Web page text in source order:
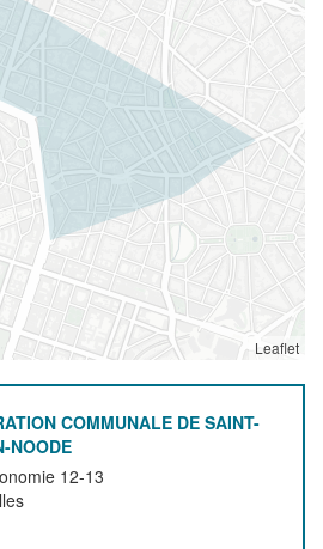
Leaflet
COMMUNALE DE SAINT-
NOODE
12-13